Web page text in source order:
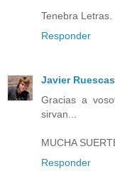
Tenebra Letras.
Responder
Javier Ruescas
Gracias a
sirvan...
MUCHA
Responder